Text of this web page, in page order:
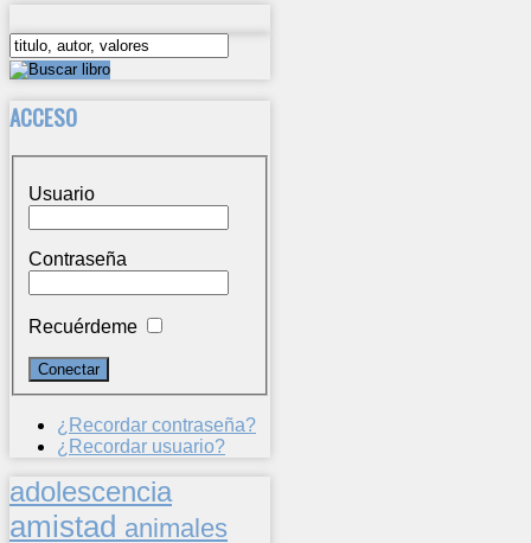
ACCESO
Usuario
Contraseña
Recuérdeme
¿Recordar contraseña?
¿Recordar usuario?
adolescencia
amistad animales